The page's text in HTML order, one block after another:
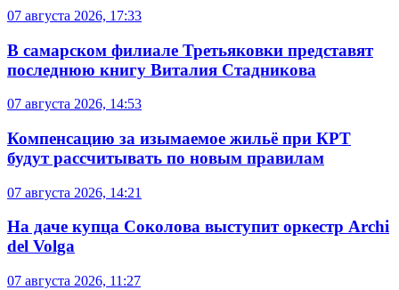
07 августа 2026, 17:33
В самарском филиале Третьяковки представят
последнюю книгу Виталия Стадникова
07 августа 2026, 14:53
Компенсацию за изымаемое жильё при КРТ
будут рассчитывать по новым правилам
07 августа 2026, 14:21
На даче купца Соколова выступит оркестр Archi
del Volga
07 августа 2026, 11:27